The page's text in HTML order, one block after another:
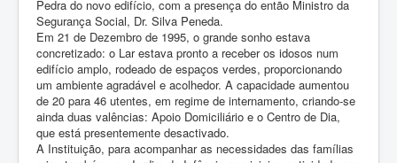
Pedra do novo edifício, com a presença do então Ministro da
Segurança Social, Dr. Silva Peneda.
Em 21 de Dezembro de 1995, o grande sonho estava
concretizado: o Lar estava pronto a receber os idosos num
edifício amplo, rodeado de espaços verdes, proporcionando
um ambiente agradável e acolhedor. A capacidade aumentou
de 20 para 46 utentes, em regime de internamento, criando-se
ainda duas valências: Apoio Domiciliário e o Centro de Dia,
que está presentemente desactivado.
A Instituição, para acompanhar as necessidades das famílias